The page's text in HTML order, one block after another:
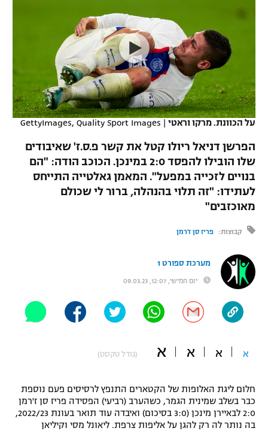
רץ ברשת
תוצאות
לוח שידורים
ברחבה
"מחצית בשכונה" – פודקאסט
משתתפים וזוכים בפרסים
תקנון משתתפים וזוכים בפרסים
תקנון עבור פעילות אלקטרה
תקנון עבור פעילות ספורט 1 – "מרלן"
גיימינג E-Sports
מכבי חיפה
בית"ר ירושלים
מכבי תל אביב
הפועל תל אביב
הפועל חיפה
הפועל באר שבע
ליגה ספרדית
ליגה איטלקית
ליגה צרפתית
ליגה הולנדית
ליגה טורקית
ליגה סינית
ליגות נוספות
כדורסל נשים
מכבי תל אביב
הפועל חולון
הפועל ירושלים
דני אבדיה
יורוקאפ
כדוריד
כדורעף
שחייה
ג'ודו
אגרוף
ספורט אולימפי
UFC
היאבקות WWE
ספורט מוטורי
כדורמים
בייסבול MLB
על הכוונת. מרקו וראטי |
GettyImages, Quality Sport Images
הפרשן דניאל ריולו קטל את קשר פ.ס.ז' שאיבודים
שלו הובילו להפסד 2:0 במינכן. הכוכב הודה: "הם
בנויים לזכייה במפעל". המאמן גאלטייה התייחס
לעתידו: "זה תלוי בהנהלה, ברור לי שכולם
מאוכזבים"
קבוצות: פריז סן ז'רמן
מערכת ספורט 1
יום חמישי, 12:07, 09.03.23
א א א א (גודל טקסט)
חלום ליגת האלופות של הקטארים התנפץ לרסיסים פעם נוספת
כבר בשלב שמינית הגמר, כשהערב (רביעי) הפסידה פריז סן ז'רמן
2:0 לבאיירן מינכן (3:0 בסיכום) ואיבדה עוד תואר בעונת 2022/23,
בה נותר לה רק להגן על אליפות צרפת. ליאונל מסי וקיליאן